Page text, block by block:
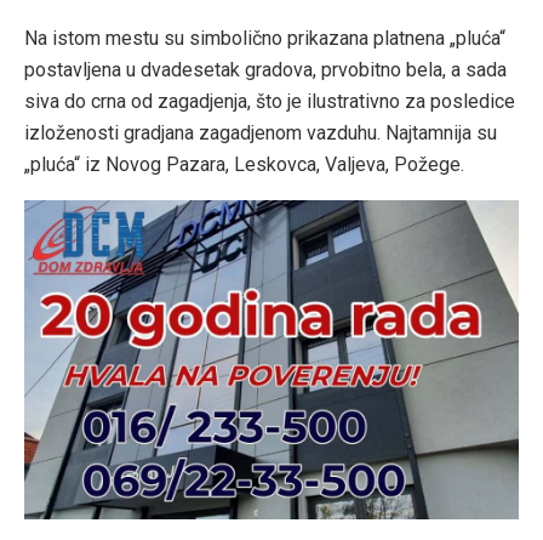
Na istom mestu su simbolično prikazana platnena „pluća“
postavljena u dvadesetak gradova, prvobitno bela, a sada
siva do crna od zagadjenja, što je ilustrativno za posledice
izloženosti gradjana zagadjenom vazduhu. Najtamnija su
„pluća“ iz Novog Pazara, Leskovca, Valjeva, Požege.